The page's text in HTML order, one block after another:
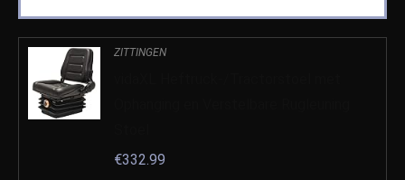
ZITTINGEN
€332.99